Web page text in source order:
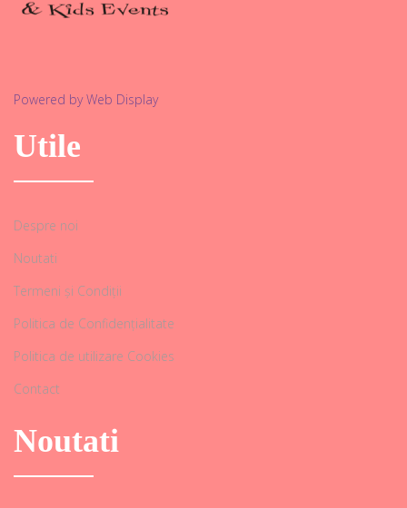
Powered by Web Display
Utile
Despre noi
Noutati
Termeni și Condiții
Politica de Confidențialitate
Politica de utilizare Cookies
Contact
Noutati